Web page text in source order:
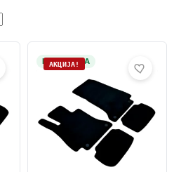
НА ЗАЛИХА
АКЦИЈА!